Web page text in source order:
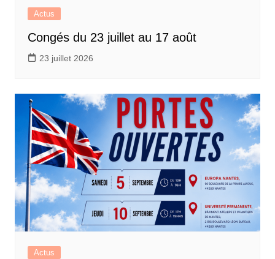
Actus
Congés du 23 juillet au 17 août
23 juillet 2026
Actus